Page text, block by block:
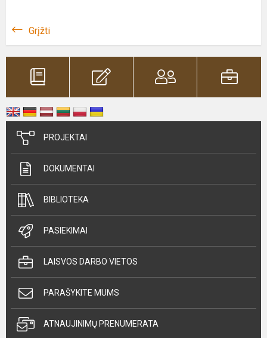
Grįžti
PROJEKTAI
DOKUMENTAI
BIBLIOTEKA
PASIEKIMAI
LAISVOS DARBO VIETOS
PARAŠYKITE MUMS
ATNAUJINIMŲ PRENUMERATA